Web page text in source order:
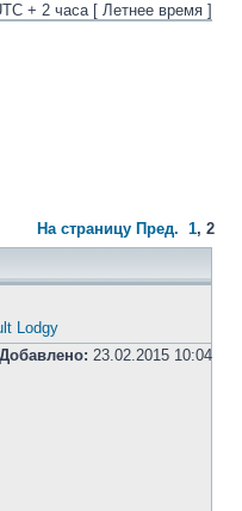
+ 2 часа [ Летнее время ]
На страницу Пред. 1, 2
Lodgy
Добавлено: 23.02.2015 10:04